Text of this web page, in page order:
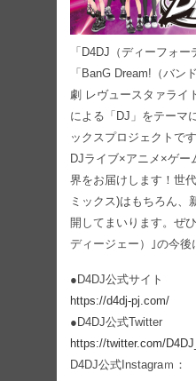
「D4DJ（ディーフォ
「BanG Dream!（バ
劇 レヴュースタァライ
による「DJ」をテーマ
ックスプロジェクトです
DJライブ×アニメ×ゲー
界をお届けします！世
ミックス)はもちろん、
開してまいります。ぜ
ディージェー）｣の今後
●D4DJ公式サイト
https://d4dj-pj.com/
●D4DJ公式Twitter
https://twitter.com/
D4DJ公式Instagraｍ：